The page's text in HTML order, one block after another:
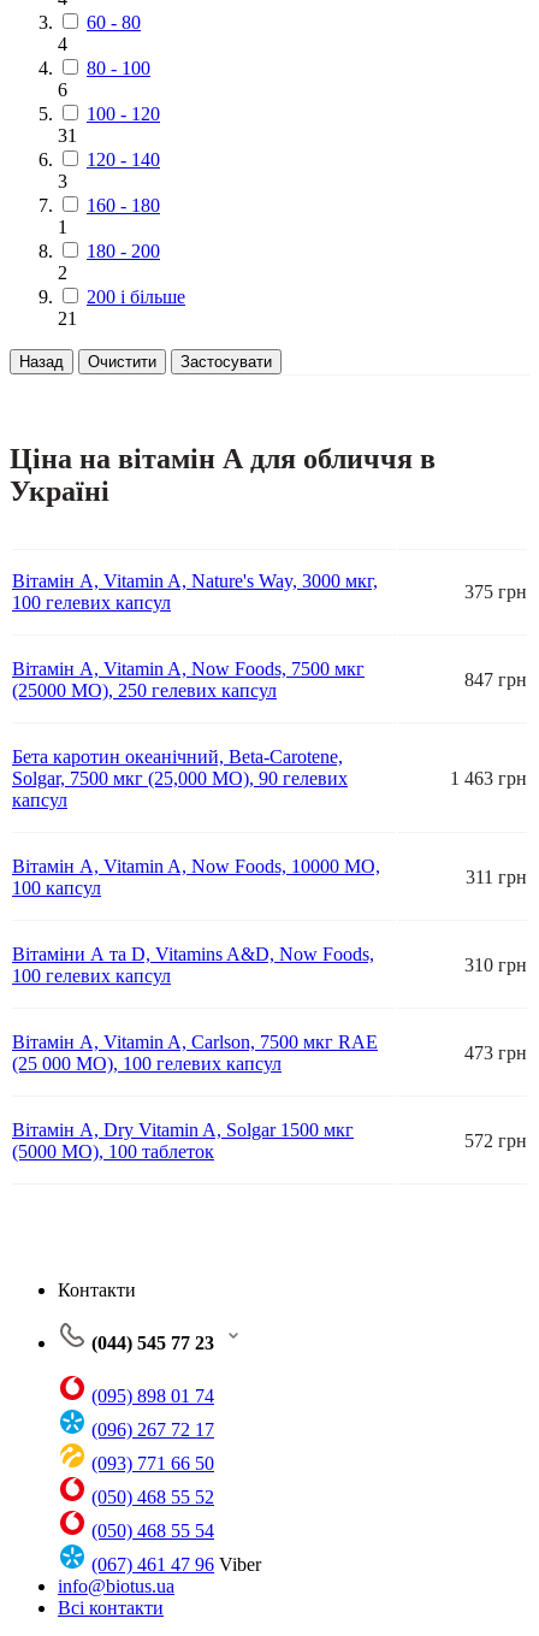
60 - 80
4
80 - 100
6
100 - 120
31
120 - 140
3
160 - 180
1
180 - 200
2
200 і більше
21
Назад Очистити Застосувати
Ціна на вітамін А для обличчя в
Україні
Вітамін A, Vitamin A, Nature's Way, 3000 мкг,
100 гелевих капсул
375 грн
Вітамін А, Vitamin A, Now Foods, 7500 мкг
(25000 МО), 250 гелевих капсул
847 грн
Бета каротин океанічний, Beta-Carotene,
Solgar, 7500 мкг (25,000 МО), 90 гелевих
капсул
1 463 грн
Вітамін А, Vitamin A, Now Foods, 10000 МО,
100 капсул
311 грн
Вітаміни А та D, Vitamins A&D, Now Foods,
100 гелевих капсул
310 грн
Вітамін А, Vitamin A, Carlson, 7500 мкг RAE
(25 000 МО), 100 гелевих капсул
473 грн
Вітамін А, Dry Vitamin A, Solgar 1500 мкг
(5000 МО), 100 таблеток
572 грн
Контакти
(044) 545 77 23
(095) 898 01 74
(096) 267 72 17
(093) 771 66 50
(050) 468 55 52
(050) 468 55 54
(067) 461 47 96 Viber
info@biotus.ua
Всі контакти